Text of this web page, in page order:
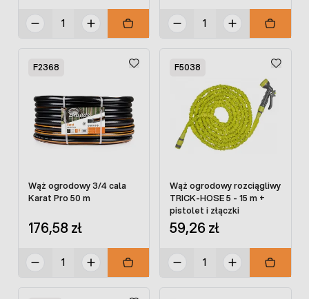
F2368
Wąż ogrodowy 3/4 cala
Karat Pro 50 m
176,58 zł
F5038
Wąż ogrodowy rozciągliwy
TRICK-HOSE 5 - 15 m +
pistolet i złączki
59,26 zł